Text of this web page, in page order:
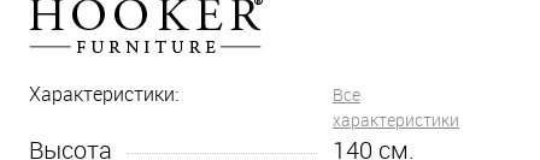
Характеристики:
Все
характеристики
Высота 140 см.